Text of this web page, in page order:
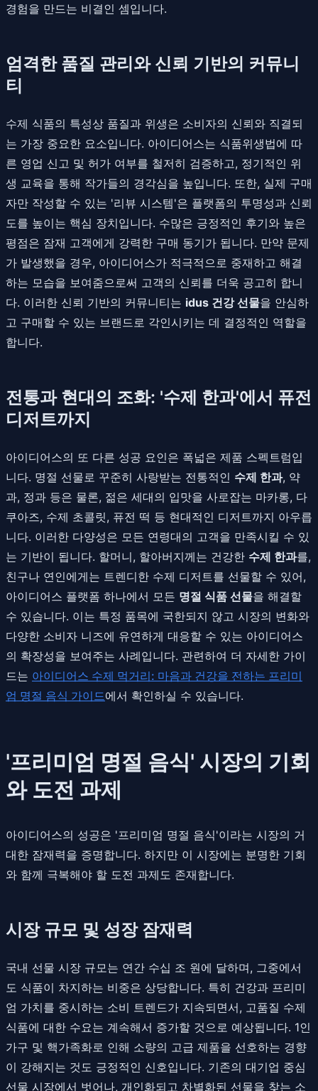
경험을 만드는 비결인 셈입니다.
엄격한 품질 관리와 신뢰 기반의 커뮤니
티
수제 식품의 특성상 품질과 위생은 소비자의 신뢰와 직결되
는 가장 중요한 요소입니다. 아이디어스는 식품위생법에 따
른 영업 신고 및 허가 여부를 철저히 검증하고, 정기적인 위
생 교육을 통해 작가들의 경각심을 높입니다. 또한, 실제 구매
자만 작성할 수 있는 '리뷰 시스템'은 플랫폼의 투명성과 신뢰
도를 높이는 핵심 장치입니다. 수많은 긍정적인 후기와 높은
평점은 잠재 고객에게 강력한 구매 동기가 됩니다. 만약 문제
가 발생했을 경우, 아이디어스가 적극적으로 중재하고 해결
하는 모습을 보여줌으로써 고객의 신뢰를 더욱 공고히 합니
다. 이러한 신뢰 기반의 커뮤니티는 idus 건강 선물을 안심하
고 구매할 수 있는 브랜드로 각인시키는 데 결정적인 역할을
합니다.
전통과 현대의 조화: '수제 한과'에서 퓨전
디저트까지
아이디어스의 또 다른 성공 요인은 폭넓은 제품 스펙트럼입
니다. 명절 선물로 꾸준히 사랑받는 전통적인 수제 한과, 약
과, 정과 등은 물론, 젊은 세대의 입맛을 사로잡는 마카롱, 다
쿠아즈, 수제 초콜릿, 퓨전 떡 등 현대적인 디저트까지 아우릅
니다. 이러한 다양성은 모든 연령대의 고객을 만족시킬 수 있
는 기반이 됩니다. 할머니, 할아버지께는 건강한 수제 한과를,
친구나 연인에게는 트렌디한 수제 디저트를 선물할 수 있어,
아이디어스 플랫폼 하나에서 모든 명절 식품 선물을 해결할
수 있습니다. 이는 특정 품목에 국한되지 않고 시장의 변화와
다양한 소비자 니즈에 유연하게 대응할 수 있는 아이디어스
의 확장성을 보여주는 사례입니다. 관련하여 더 자세한 가이
드는 아이디어스 수제 먹거리: 마음과 건강을 전하는 프리미
엄 명절 음식 가이드에서 확인하실 수 있습니다.
'프리미엄 명절 음식' 시장의 기회
와 도전 과제
아이디어스의 성공은 '프리미엄 명절 음식'이라는 시장의 거
대한 잠재력을 증명합니다. 하지만 이 시장에는 분명한 기회
와 함께 극복해야 할 도전 과제도 존재합니다.
시장 규모 및 성장 잠재력
국내 선물 시장 규모는 연간 수십 조 원에 달하며, 그중에서
도 식품이 차지하는 비중은 상당합니다. 특히 건강과 프리미
엄 가치를 중시하는 소비 트렌드가 지속되면서, 고품질 수제
식품에 대한 수요는 계속해서 증가할 것으로 예상됩니다. 1인
가구 및 핵가족화로 인해 소량의 고급 제품을 선호하는 경향
이 강해지는 것도 긍정적인 신호입니다. 기존의 대기업 중심
선물 시장에서 벗어나, 개인화되고 차별화된 선물을 찾는 소